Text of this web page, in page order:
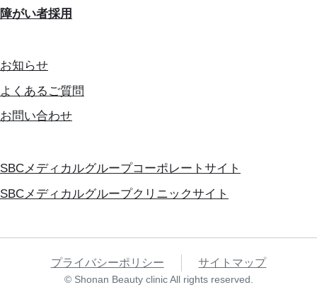
障がい者採用
お知らせ
よくあるご質問
お問い合わせ
SBCメディカルグループコーポレートサイト
SBCメディカルグループクリニックサイト
プライバシーポリシー サイトマップ
© Shonan Beauty clinic All rights reserved.